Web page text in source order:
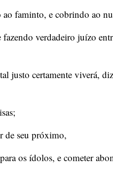
faminto, e cobrindo ao
verdadeiro juízo
justo certamente viverá,
de seu próximo,
os ídolos, e cometer